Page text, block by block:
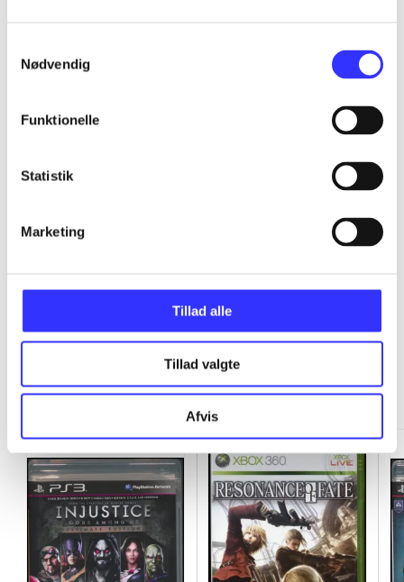
Nødvendig
Funktionelle
Statistik
Marketing
Tillad alle
Tillad valgte
Afvis
...
Minder om